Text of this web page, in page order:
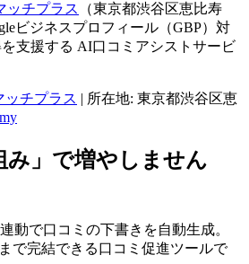
ッチプラス
（東京都渋谷区恵比寿
ビジネスプロフィール（GBP）対
支援する AI口コミアシストサービ
ッチプラス | 所在地: 東京都渋谷区恵
み」で増やしません
動で口コミの下書きを自動生成。
で完結できる口コミ促進ツールで